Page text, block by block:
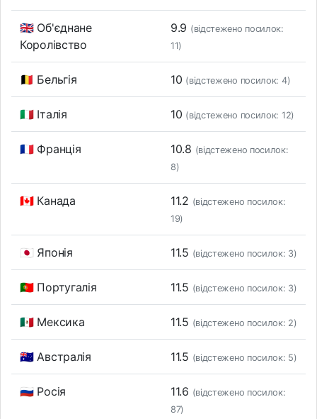
🇬🇧 Об'єднане
Королівство
9.9 (відстежено посилок:
11)
🇧🇪 Бельгія 10 (відстежено посилок: 4)
🇮🇹 Італія 10 (відстежено посилок: 12)
🇫🇷 Франція 10.8 (відстежено посилок:
8)
🇨🇦 Канада 11.2 (відстежено посилок:
19)
🇯🇵 Японія 11.5 (відстежено посилок: 3)
🇵🇹 Португалія 11.5 (відстежено посилок: 3)
🇲🇽 Мексика 11.5 (відстежено посилок: 2)
🇦🇺 Австралія 11.5 (відстежено посилок: 5)
🇷🇺 Росія 11.6 (відстежено посилок:
87)